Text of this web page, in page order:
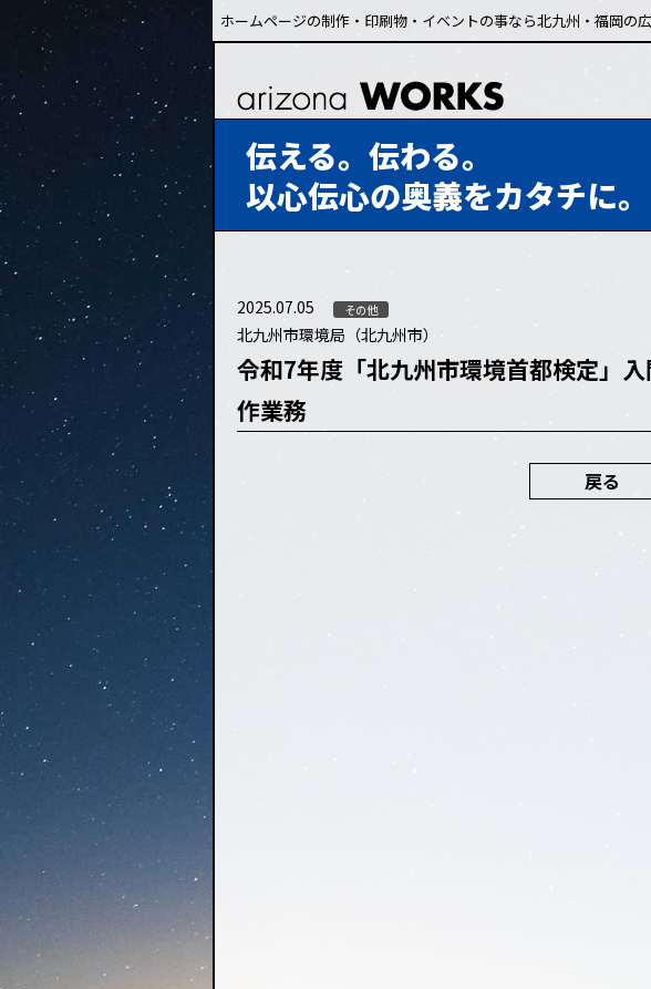
ホームページの制作・印刷物・イベントの事なら北九州・福岡の
伝える。伝わる。
以心伝心の奥義をカタチに。
2025.07.05 その他
北九州市環境局（北九州市）
令和7年度「北九州市環境首都検定」
作業務
戻る